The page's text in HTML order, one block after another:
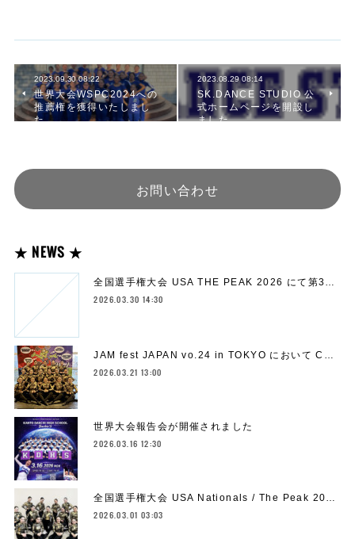
2023.09.30 08:22
世界大会WSPC2024への
推薦権を獲得いたしまし
た
2023.08.29 08:14
SK.DANCE STUDIO 公
式ホームページを開設し
ました。
お問い合わせ
★ NEWS ★
全国選手権大会 USA THE PEAK 2026 にて第3…
2026.03.30 14:30
JAM fest JAPAN vo.24 in TOKYO において C…
2026.03.21 13:00
世界大会報告会が開催されました
2026.03.16 12:30
全国選手権大会 USA Nationals / The Peak 20…
2026.03.01 03:03